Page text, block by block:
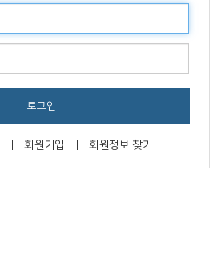
로그인
회원가입 회원정보 찾기